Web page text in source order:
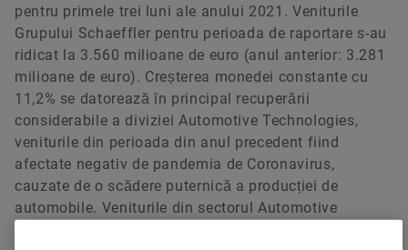
pentru primele trei luni ale anului 2021. Veniturile
Grupului Schaeffler pentru perioada de raportare s-au
ridicat la 3.560 milioane de euro (anul anterior: 3.281
milioane de euro). Creșterea monedei constante cu
11,2% se datorează în principal recuperării
considerabile a diviziei Automotive Technologies,
veniturile din perioada din anul precedent fiind
afectate negativ de pandemia de Coronavirus,
cauzate de o scădere puternică a producției de
automobile. Veniturile din sectorul Automotive